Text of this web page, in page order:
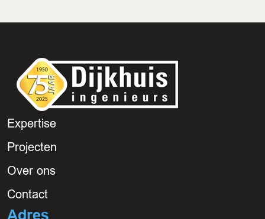
Expertise
Projecten
Over ons
Contact
Adres